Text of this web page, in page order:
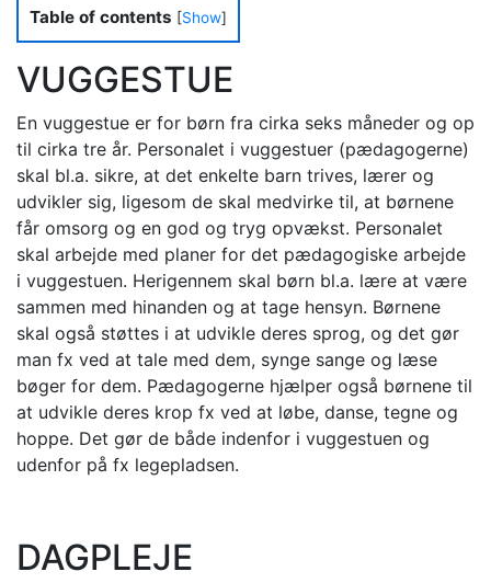
Table of contents [Show]
VUGGESTUE
En vuggestue er for børn fra cirka seks måneder og op
til cirka tre år. Personalet i vuggestuer (pædagogerne)
skal bl.a. sikre, at det enkelte barn trives, lærer og
udvikler sig, ligesom de skal medvirke til, at børnene
får omsorg og en god og tryg opvækst. Personalet
skal arbejde med planer for det pædagogiske arbejde
i vuggestuen. Herigennem skal børn bl.a. lære at være
sammen med hinanden og at tage hensyn. Børnene
skal også støttes i at udvikle deres sprog, og det gør
man fx ved at tale med dem, synge sange og læse
bøger for dem. Pædagogerne hjælper også børnene til
at udvikle deres krop fx ved at løbe, danse, tegne og
hoppe. Det gør de både indenfor i vuggestuen og
udenfor på fx legepladsen.
DAGPLEJE